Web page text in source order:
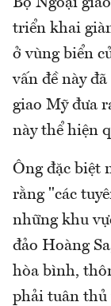
triển khai
ở vùng biển
vấn đề này
giao Mỹ đưa
này thể hiện
Ông đặc biệt
rằng "các
những khu
đảo Hoàng
hòa bình,
phải tuân thủ